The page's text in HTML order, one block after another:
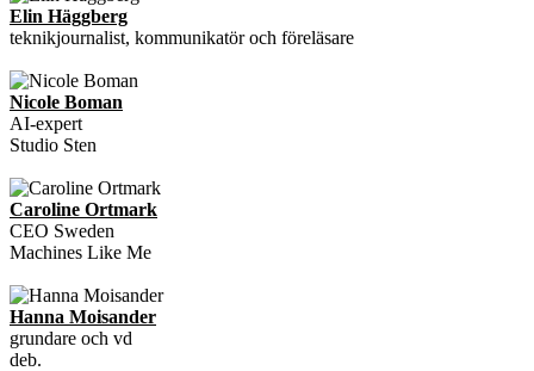
Elin Häggberg
teknikjournalist, kommunikatör och föreläsare
Nicole Boman
AI-expert
Studio Sten
Caroline Ortmark
CEO Sweden
Machines Like Me
Hanna Moisander
grundare och vd
deb.